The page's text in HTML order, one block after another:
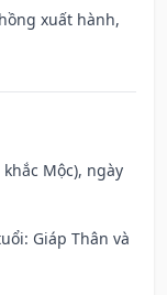
xuất hành,
Mộc), ngày
Giáp Thân và